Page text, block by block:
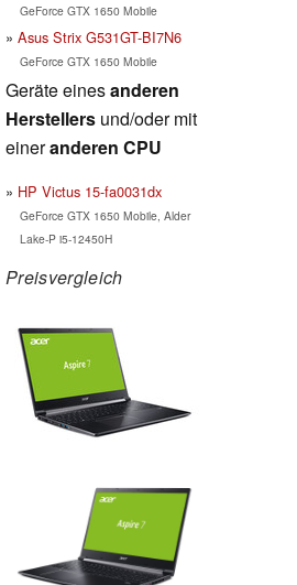
GeForce GTX 1650 Mobile
Asus Strix G531GT-BI7N6
GeForce GTX 1650 Mobile
Geräte einesanderen
Herstellers und/oder mit
eineranderen CPU
HP Victus 15-fa0031dx
GeForce GTX 1650 Mobile, Alder
Lake-P i5-12450H
Preisvergleich